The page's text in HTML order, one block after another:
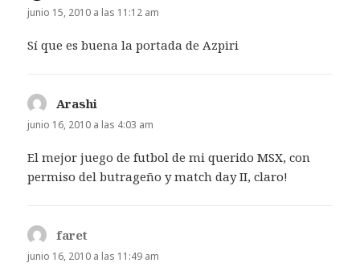
junio 15, 2010 a las 11:12 am
Sí que es buena la portada de Azpiri
Arashi
junio 16, 2010 a las 4:03 am
El mejor juego de futbol de mi querido MSX, con
permiso del butrageño y match day II, claro!
faret
junio 16, 2010 a las 11:49 am